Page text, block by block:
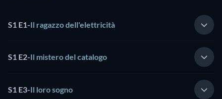
S1 E1-Il ragazzo dell'elettricità
S1 E2-Il mistero del catalogo
S1 E3-Il loro sogno